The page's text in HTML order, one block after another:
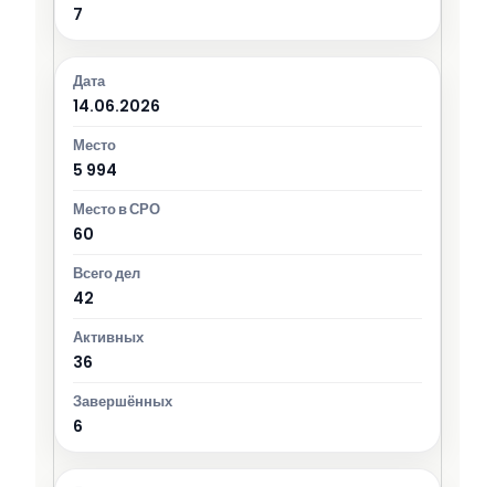
7
14.06.2026
5 994
60
42
36
6